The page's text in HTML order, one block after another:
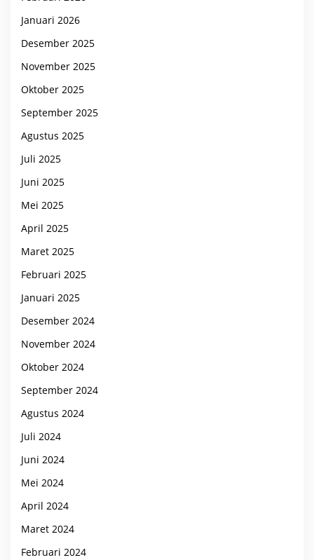
Januari 2026
Desember 2025
November 2025
Oktober 2025
September 2025
Agustus 2025
Juli 2025
Juni 2025
Mei 2025
April 2025
Maret 2025
Februari 2025
Januari 2025
Desember 2024
November 2024
Oktober 2024
September 2024
Agustus 2024
Juli 2024
Juni 2024
Mei 2024
April 2024
Maret 2024
Februari 2024